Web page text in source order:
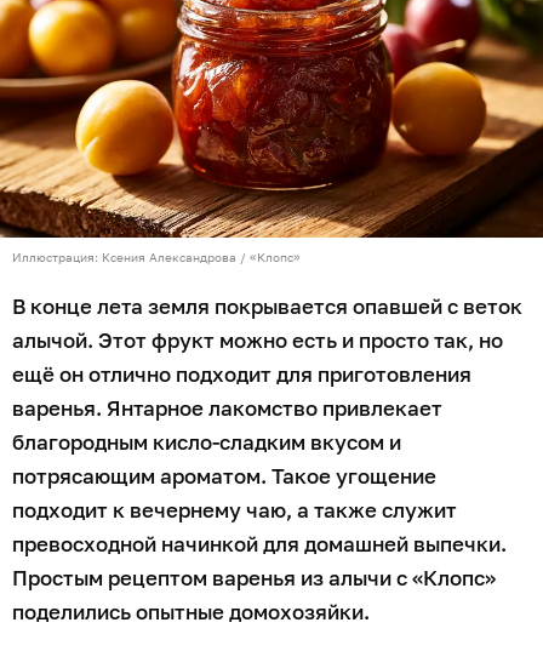
Иллюстрация: Ксения Александрова / «Клопс»
В конце лета земля покрывается опавшей с веток
алычой. Этот фрукт можно есть и просто так, но
ещё он отлично подходит для приготовления
варенья. Янтарное лакомство привлекает
благородным кисло-сладким вкусом и
потрясающим ароматом. Такое угощение
подходит к вечернему чаю, а также служит
превосходной начинкой для домашней выпечки.
Простым рецептом варенья из алычи с «Клопс»
поделились опытные домохозяйки.